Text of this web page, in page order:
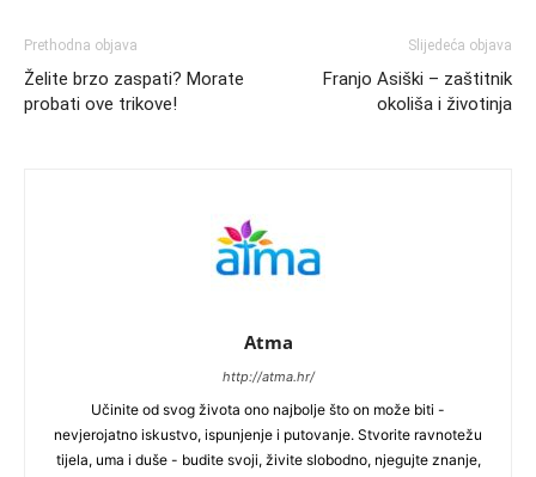
Prethodna objava
Želite brzo zaspati? Morate
probati ove trikove!
Slijedeća objava
Franjo Asiški – zaštitnik
okoliša i životinja
Atma
http://atma.hr/
Učinite od svog života ono najbolje što on može biti -
nevjerojatno iskustvo, ispunjenje i putovanje. Stvorite ravnotežu
tijela, uma i duše - budite svoji, živite slobodno, njegujte znanje,